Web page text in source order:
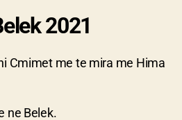
2021
Cmimet me te mira me Hima
ne Belek.